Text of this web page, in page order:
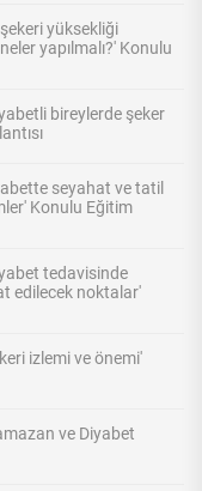
yüksekliği
yapılmalı?' Konulu
bireylerde şeker
seyahat ve tatil
Konulu Eğitim
tedavisinde
edilecek noktalar'
izlemi ve önemi'
ve Diyabet